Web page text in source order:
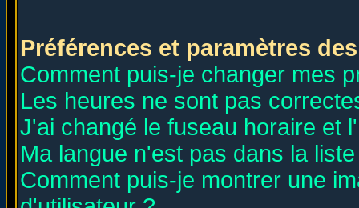
Préférences et paramètres
Comment puis-je changer mes
Les heures ne sont pas
J'ai changé le fuseau horaire et
Ma langue n'est pas dans la
Comment puis-je montrer une